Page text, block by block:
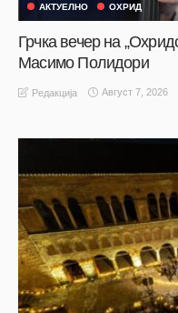
АКТУЕЛНО ОХРИД
Грчка вечер на
Масимо Полидори
Редакција Август 7, 2026